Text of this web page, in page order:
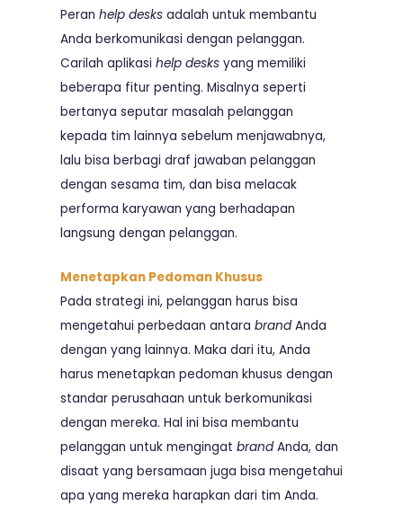
Peran help desks adalah untuk membantu
Anda berkomunikasi dengan pelanggan.
Carilah aplikasi help desks yang memiliki
beberapa fitur penting. Misalnya seperti
bertanya seputar masalah pelanggan
kepada tim lainnya sebelum menjawabnya,
lalu bisa berbagi draf jawaban pelanggan
dengan sesama tim, dan bisa melacak
performa karyawan yang berhadapan
langsung dengan pelanggan.
Menetapkan Pedoman Khusus
Pada strategi ini, pelanggan harus bisa
mengetahui perbedaan antara brandAnda
dengan yang lainnya. Maka dari itu, Anda
harus menetapkan pedoman khusus dengan
standar perusahaan untuk berkomunikasi
dengan mereka. Hal ini bisa membantu
pelanggan untuk mengingat brandAnda, dan
disaat yang bersamaan juga bisa mengetahui
apa yang mereka harapkan dari tim Anda.